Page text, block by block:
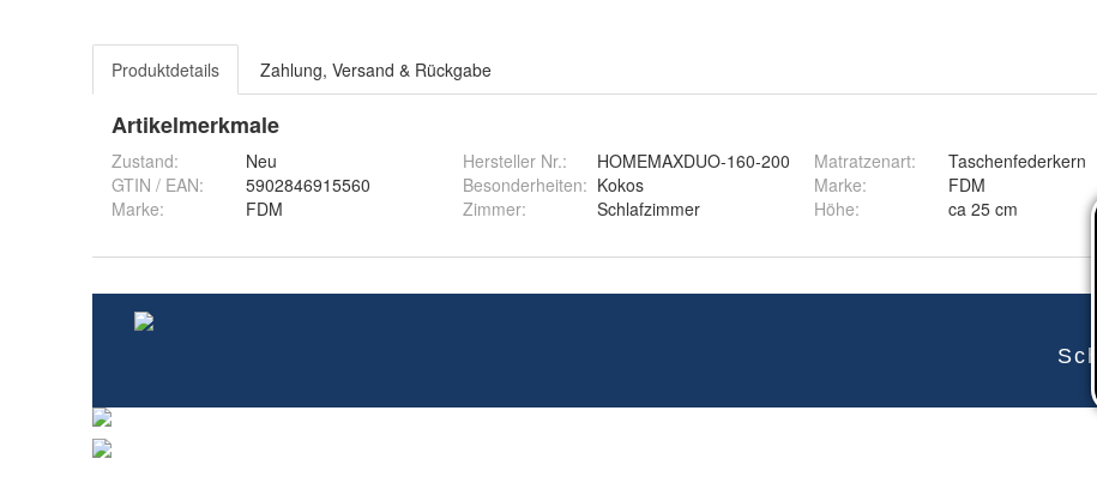
Produktdetails Zahlung, Versand & Rückgabe
Artikelmerkmale
Zustand:
Neu
GTIN / EAN:
5902846915560
Marke:
FDM
Hersteller Nr.:
HOMEMAXDUO-160-200
Besonderheiten: Kokos
Zimmer: Schlafzimmer
Matratzenart:
Taschenfederkern
Marke:
FDM
Höhe: ca 25 cm